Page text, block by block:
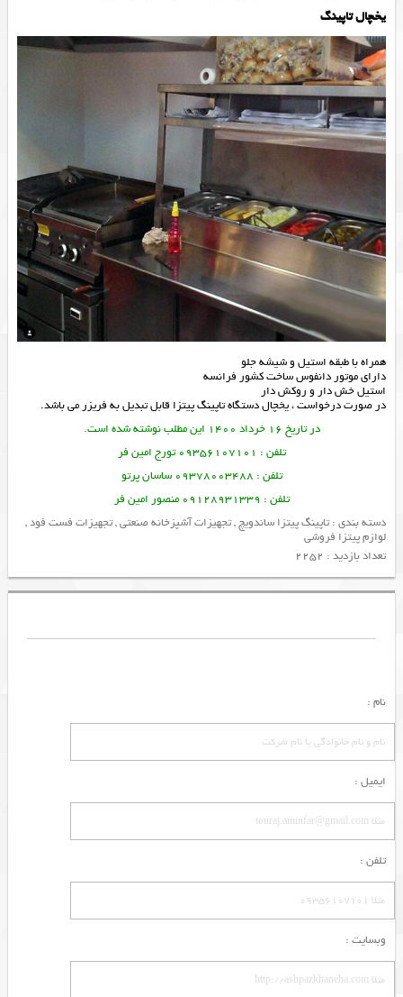
یخچال تاپینگ
همراه با طبقه استیل و شیشه جلو
دارای موتور دانفوس ساخت کشور فرانسه
استیل خش دار و روکش دار
در صورت درخواست ، یخچال دستگاهتاپینگ پیتزا قابل تبدیل به فریزر می باشد.
در تاریخ 16 خرداد 1400 این مطلب نوشته شده است.
تلفن : 09356107101 تورج امین فر
تلفن : 09378003488 ساسان پرتو
تلفن : 09128931339 منصور امین فر
دسته بندی :تاپینگ پیتزا ساندویچ,تجهیزات آشپزخانه صنعتی,تجهیزات فست فود,
لوازم پیتزا فروشی
تعداد بازدید : 2252
نام :
ایمیل :
تلفن :
وبسایت :